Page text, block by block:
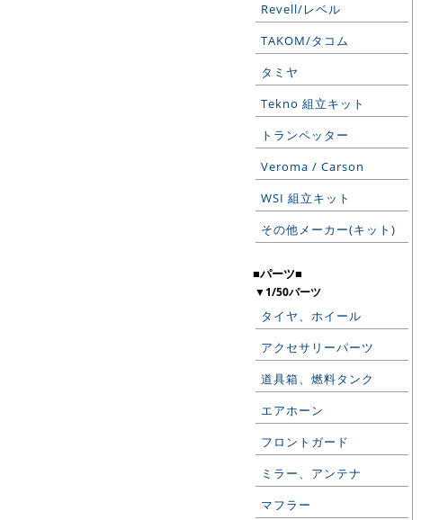
Revell/レベル
TAKOM/タコム
タミヤ
Tekno 組立キット
トランペッター
Veroma / Carson
WSI 組立キット
その他メーカー(キット)
■パーツ■
▼1/50パーツ
タイヤ、ホイール
アクセサリーパーツ
道具箱、燃料タンク
エアホーン
フロントガード
ミラー、アンテナ
マフラー